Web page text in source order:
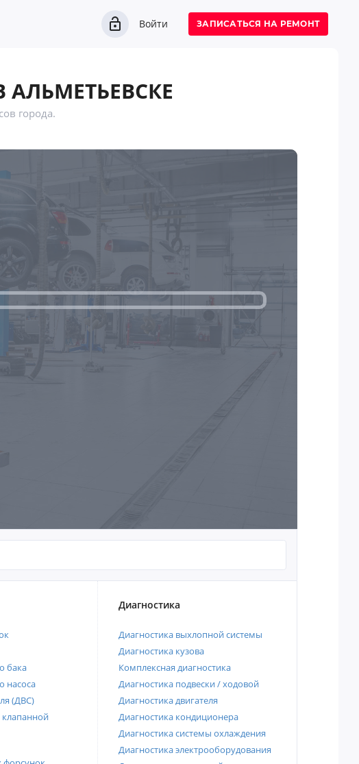
Войти ЗАПИСАТЬСЯ НА РЕМОНТ
города.
бака
насоса
(ДВС)
Диагностика
Диагностика выхлопной системы
Диагностика кузова
Комплексная диагностика
Диагностика подвески / ходовой
Диагностика двигателя
Диагностика кондиционера
Диагностика системы охлаждения
Диагностика электрооборудования